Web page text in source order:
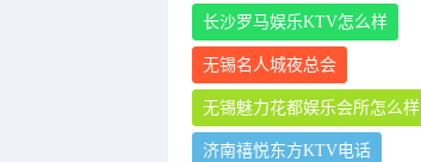
长沙罗马娱乐KTV怎么样
无锡名人城夜总会
无锡魅力花都娱乐会所怎么样
济南禧悦东方KTV电话